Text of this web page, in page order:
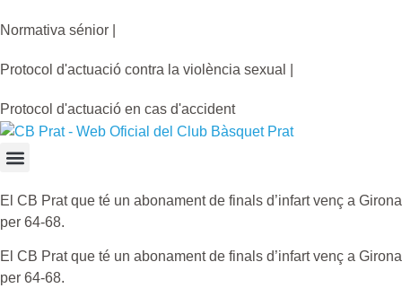
Normativa sénior |
Protocol d'actuació contra la violència sexual |
Protocol d'actuació en cas d'accident
El CB Prat que té un abonament de finals d’infart venç a Girona
per 64-68.
El CB Prat que té un abonament de finals d’infart venç a Girona
per 64-68.